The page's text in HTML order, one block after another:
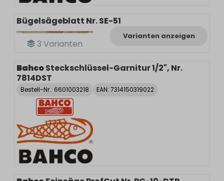
3 Varianten
Bügelsägeblatt Nr. SE-51
Varianten anzeigen
BahcoSteckschlüssel-Garnitur 1/2", Nr.
7814DST
Bestell-Nr.: 6601003218 EAN: 7314150319022